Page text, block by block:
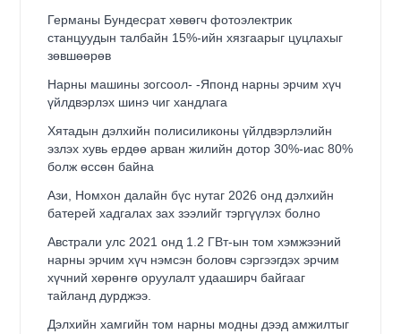
Германы Бундесрат хөвөгч фотоэлектрик
станцуудын талбайн 15%-ийн хязгаарыг цуцлахыг
зөвшөөрөв
Нарны машины зогсоол- -Японд нарны эрчим хүч
үйлдвэрлэх шинэ чиг хандлага
Хятадын дэлхийн полисиликоны үйлдвэрлэлийн
эзлэх хувь ердөө арван жилийн дотор 30%-иас 80%
болж өссөн байна
Ази, Номхон далайн бүс нутаг 2026 онд дэлхийн
батерей хадгалах зах зээлийг тэргүүлэх болно
Австрали улс 2021 онд 1.2 ГВт-ын том хэмжээний
нарны эрчим хүч нэмсэн боловч сэргээгдэх эрчим
хүчний хөрөнгө оруулалт удааширч байгааг
тайланд дурджээ.
Дэлхийн хамгийн том нарны модны дээд амжилтыг